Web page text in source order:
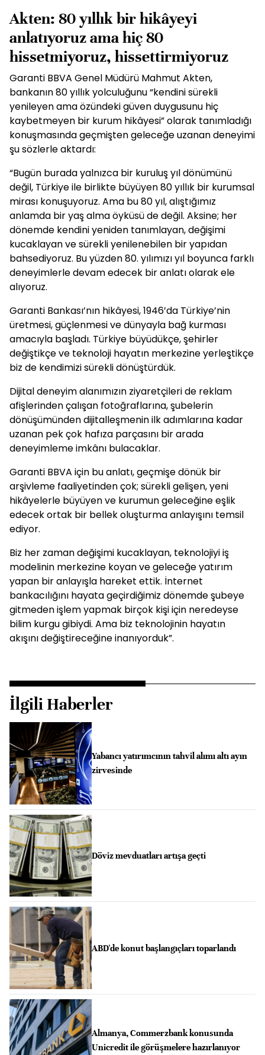
Akten: 80 yıllık bir hikâyeyi
anlatıyoruz ama hiç 80
hissetmiyoruz, hissettirmiyoruz
Garanti BBVA Genel Müdürü Mahmut Akten,
bankanın 80 yıllık yolculuğunu “kendini sürekli
yenileyen ama özündeki güven duygusunu hiç
kaybetmeyen bir kurum hikâyesi” olarak tanımladığı
konuşmasında geçmişten geleceğe uzanan deneyimi
şu sözlerle aktardı:
“Bugün burada yalnızca bir kuruluş yıl dönümünü
değil, Türkiye ile birlikte büyüyen 80 yıllık bir kurumsal
mirası konuşuyoruz. Ama bu 80 yıl, alıştığımız
anlamda bir yaş alma öyküsü de değil. Aksine; her
dönemde kendini yeniden tanımlayan, değişimi
kucaklayan ve sürekli yenilenebilen bir yapıdan
bahsediyoruz. Bu yüzden 80. yılımızı yıl boyunca farklı
deneyimlerle devam edecek bir anlatı olarak ele
alıyoruz.
Garanti Bankası’nın hikâyesi, 1946’da Türkiye’nin
üretmesi, güçlenmesi ve dünyayla bağ kurması
amacıyla başladı. Türkiye büyüdükçe, şehirler
değiştikçe ve teknoloji hayatın merkezine yerleştikçe
biz de kendimizi sürekli dönüştürdük.
Dijital deneyim alanımızın ziyaretçileri de reklam
afişlerinden çalışan fotoğraflarına, şubelerin
dönüşümünden dijitalleşmenin ilk adımlarına kadar
uzanan pek çok hafıza parçasını bir arada
deneyimleme imkânı bulacaklar.
Garanti BBVA için bu anlatı, geçmişe dönük bir
arşivleme faaliyetinden çok; sürekli gelişen, yeni
hikâyelerle büyüyen ve kurumun geleceğine eşlik
edecek ortak bir bellek oluşturma anlayışını temsil
ediyor.
Biz her zaman değişimi kucaklayan, teknolojiyi iş
modelinin merkezine koyan ve geleceğe yatırım
yapan bir anlayışla hareket ettik. İnternet
bankacılığını hayata geçirdiğimiz dönemde şubeye
gitmeden işlem yapmak birçok kişi için neredeyse
bilim kurgu gibiydi. Ama biz teknolojinin hayatın
akışını değiştireceğine inanıyorduk”.
İlgili Haberler
Yabancı yatırımcının tahvil alımı altı ayın
zirvesinde
Döviz mevduatları artışa geçti
ABD'de konut başlangıçları toparlandı
Almanya, Commerzbank konusunda
Unicredit ile görüşmelere hazırlanıyor